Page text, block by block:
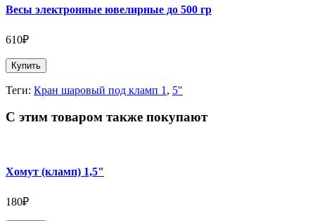
Весы электронные ювелирные до 500 гр
610₽
Купить
Теги: Кран шаровый под кламп 1 , 5"
С этим товаром также покупают
Хомут (кламп) 1,5"
180₽